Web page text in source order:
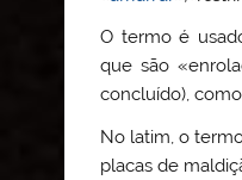
O termo é
que são
concluído),
No latim, o
placas de